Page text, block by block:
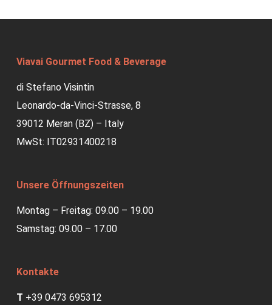
Viavai Gourmet Food & Beverage
di Stefano Visintin
Leonardo-da-Vinci-Strasse, 8
39012 Meran (BZ) – Italy
MwSt: IT02931400218
Unsere Öffnungszeiten
Montag – Freitag: 09.00 – 19.00
Samstag: 09.00 – 17.00
Kontakte
T +39 0473 695312